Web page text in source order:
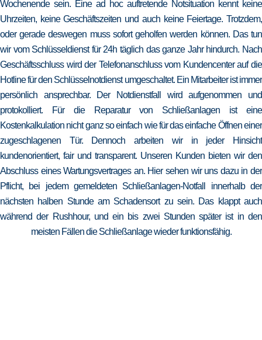
Wochenende sein. Eine ad hoc auftretende Notsituation kennt keine
Uhrzeiten, keine Geschäftszeiten und auch keine Feiertage. Trotzdem,
oder gerade deswegen muss sofort geholfen werden können. Das tun
wir vom Schlüsseldienst für 24h täglich das ganze Jahr hindurch. Nach
Geschäftsschluss wird der Telefonanschluss vom Kundencenter auf die
Hotline für den Schlüsselnotdienst umgeschaltet. Ein Mitarbeiter ist immer
persönlich ansprechbar. Der Notdienstfall wird aufgenommen und
protokolliert. Für die Reparatur von Schließanlagen ist eine
Kostenkalkulation nicht ganz so einfach wie für das einfache Öffnen einer
zugeschlagenen Tür. Dennoch arbeiten wir in jeder Hinsicht
kundenorientiert, fair und transparent. Unseren Kunden bieten wir den
Abschluss eines Wartungsvertrages an. Hier sehen wir uns dazu in der
Pflicht, bei jedem gemeldeten Schließanlagen-Notfall innerhalb der
nächsten halben Stunde am Schadensort zu sein. Das klappt auch
während der Rushhour, und ein bis zwei Stunden später ist in den
meisten Fällen die Schließanlage wieder funktionsfähig.